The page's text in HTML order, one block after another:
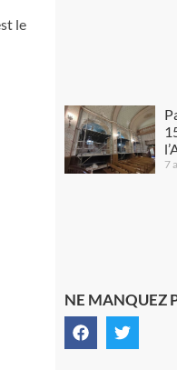
le
7
NE MANQUEZ